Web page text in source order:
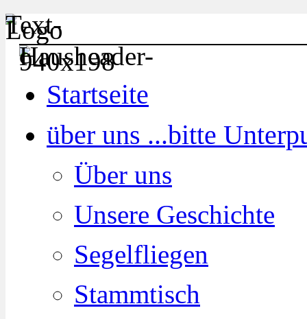
Startseite
über uns ...bitte
Über uns
Unsere Geschichte
Segelfliegen
Stammtisch